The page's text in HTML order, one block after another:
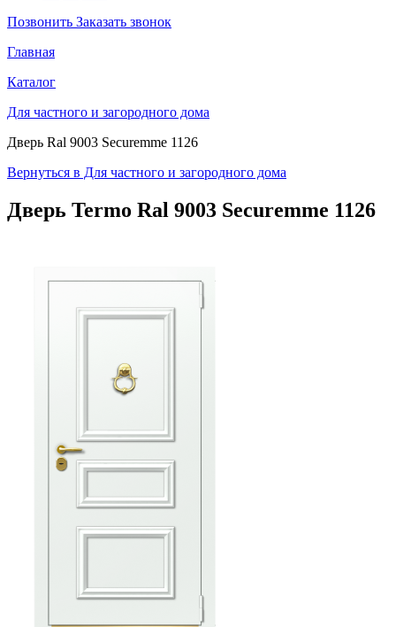
Позвонить Заказать звонок
Главная
Каталог
Для частного и загородного дома
Дверь Ral 9003 Securemme 1126
Вернуться в Для частного и загородного дома
Дверь Termo Ral 9003 Securemme 1126